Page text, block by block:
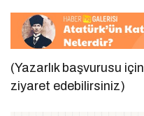
(Yazarlık başvurusu için
ziyaret edebilirsiniz)